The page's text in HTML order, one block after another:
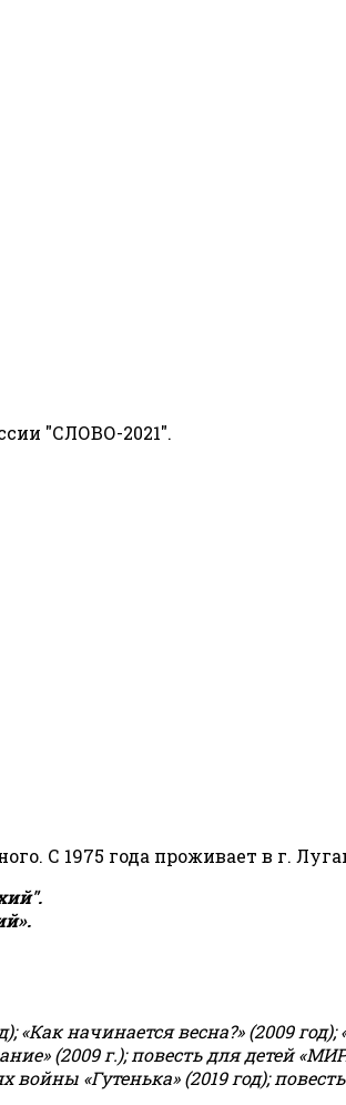
"СЛОВО-2021".
С 1975 года проживает в г.
начинается весна?» (2009 год);
(2009 г.); повесть для детей
«Гутенька» (2019 год);